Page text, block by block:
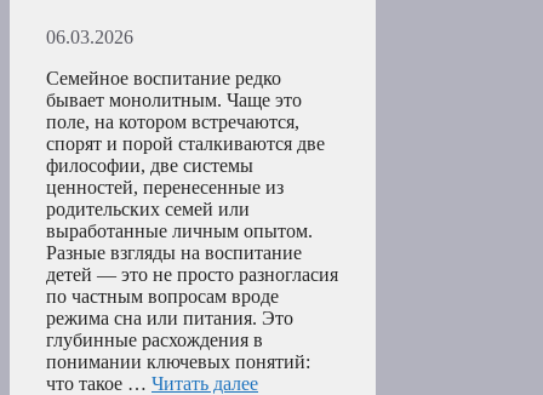
06.03.2026
Семейное воспитание редко
бывает монолитным. Чаще это
поле, на котором встречаются,
спорят и порой сталкиваются две
философии, две системы
ценностей, перенесенные из
родительских семей или
выработанные личным опытом.
Разные взгляды на воспитание
детей — это не просто разногласия
по частным вопросам вроде
режима сна или питания. Это
глубинные расхождения в
понимании ключевых понятий:
что такое … Читать далее